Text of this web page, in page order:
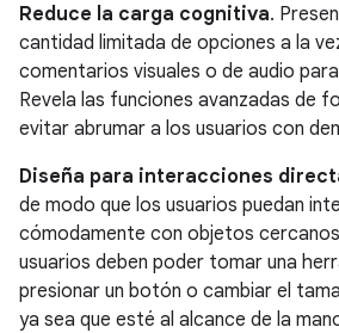
Reduce la carga cognitiva.
cantidad limitada de opciones a la
comentarios visuales o de audio
Revela las funciones avanzadas de
evitar abrumar a los usuarios con
Diseña para interacciones
de modo que los usuarios puedan
cómodamente con objetos
usuarios deben poder tomar una
presionar un botón o cambiar el
ya sea que esté al alcance de la